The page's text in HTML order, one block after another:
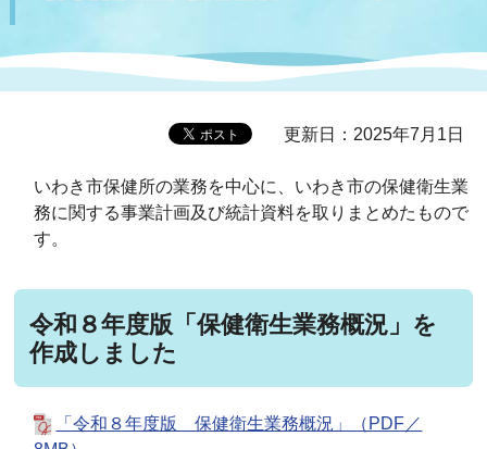
更新日：2025年7月1日
いわき市保健所の業務を中心に、いわき市の保健衛生業
務に関する事業計画及び統計資料を取りまとめたもので
す。
令和８年度版「保健衛生業務概況」を
作成しました
「令和８年度版 保健衛生業務概況」（PDF／